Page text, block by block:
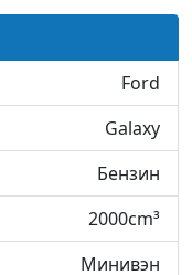
Ford
Galaxy
Бензин
2000cm³
Минивэн